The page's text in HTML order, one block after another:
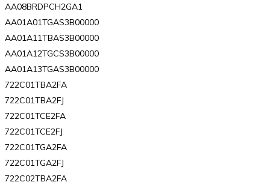
AA08BRDPCH2GA1
AA01A01TGAS3B00000
AA01A11TBAS3B00000
AA01A12TGCS3B00000
AA01A13TGAS3B00000
722C01TBA2FA
722C01TBA2FJ
722C01TCE2FA
722C01TCE2FJ
722C01TGA2FA
722C01TGA2FJ
722C02TBA2FA